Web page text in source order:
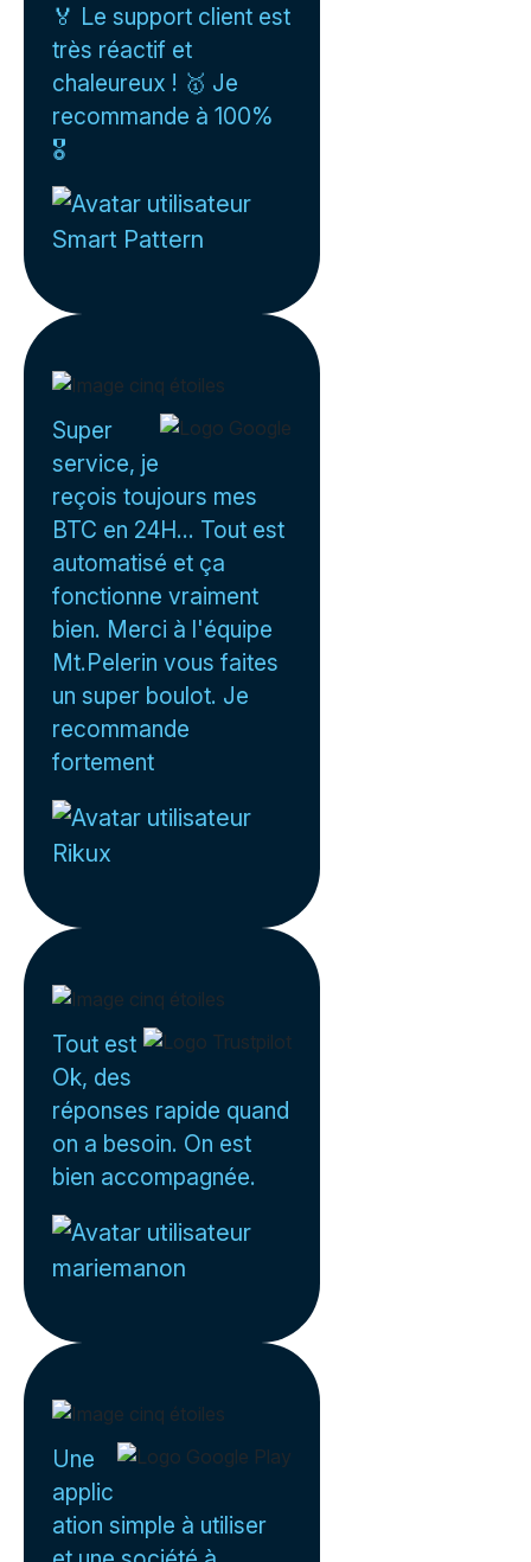
🏅 Le support client est
très réactif et
chaleureux ! 🥇 Je
recommande à 100%
🎖️
Smart Pattern
Super
service, je
reçois toujours mes
BTC en 24H... Tout est
automatisé et ça
fonctionne vraiment
bien. Merci à l'équipe
Mt.Pelerin vous faites
un super boulot. Je
recommande
fortement
Rikux
Tout est
Ok, des
réponses rapide quand
on a besoin. On est
bien accompagnée.
mariemanon
Une
applic
ation simple à utiliser